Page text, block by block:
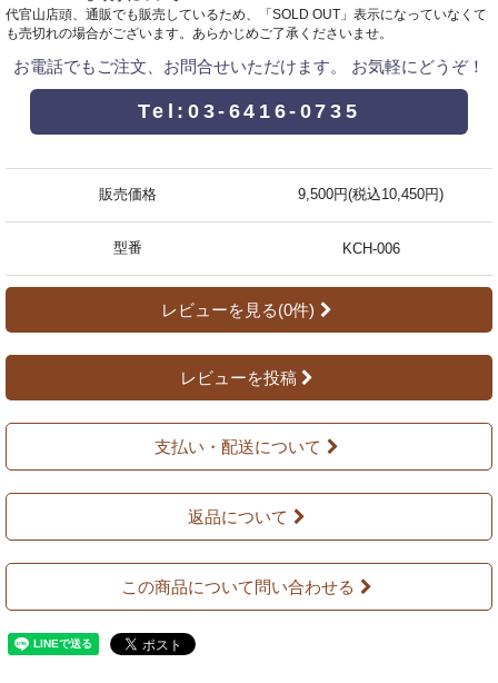
代官山店頭、通販でも販売しているため、「SOLD OUT」表示になっていなくて
も売切れの場合がございます。あらかじめご了承くださいませ。
お電話でもご注文、お問合せいただけます。 お気軽にどうぞ！
Tel:03-6416-0735
販売価格 9,500円(税込10,450円)
型番 KCH-006
レビューを見る(0件)
レビューを投稿
支払い・配送について
返品について
この商品について問い合わせる